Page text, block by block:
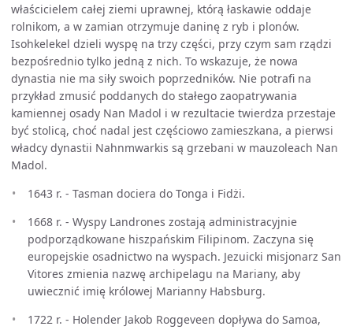
właścicielem całej ziemi uprawnej, którą łaskawie oddaje
rolnikom, a w zamian otrzymuje daninę z ryb i plonów.
Isohkelekel dzieli wyspę na trzy części, przy czym sam rządzi
bezpośrednio tylko jedną z nich. To wskazuje, że nowa
dynastia nie ma siły swoich poprzedników. Nie potrafi na
przykład zmusić poddanych do stałego zaopatrywania
kamiennej osady Nan Madol i w rezultacie twierdza przestaje
być stolicą, choć nadal jest częściowo zamieszkana, a pierwsi
władcy dynastii Nahnmwarkis są grzebani w mauzoleach Nan
Madol.
1643 r. - Tasman dociera do Tonga i Fidżi.
1668 r. - Wyspy Landrones zostają administracyjnie
podporządkowane hiszpańskim Filipinom. Zaczyna się
europejskie osadnictwo na wyspach. Jezuicki misjonarz San
Vitores zmienia nazwę archipelagu na Mariany, aby
uwiecznić imię królowej Marianny Habsburg.
1722 r. - Holender Jakob Roggeveen dopływa do Samoa,